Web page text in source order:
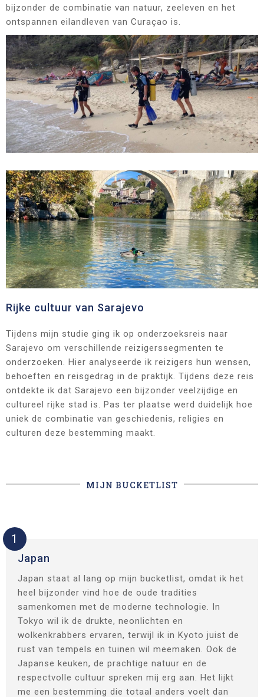
bijzonder de combinatie van natuur, zeeleven en het
ontspannen eilandleven van Curaçao is.
Rijke cultuur van Sarajevo
Tijdens mijn studie ging ik op onderzoeksreis naar
Sarajevo om verschillende reizigerssegmenten te
onderzoeken. Hier analyseerde ik reizigers hun wensen,
behoeften en reisgedrag in de praktijk. Tijdens deze reis
ontdekte ik dat Sarajevo een bijzonder veelzijdige en
cultureel rijke stad is. Pas ter plaatse werd duidelijk hoe
uniek de combinatie van geschiedenis, religies en
culturen deze bestemming maakt.
MIJN BUCKETLIST
Japan
Japan staat al lang op mijn bucketlist, omdat ik het
heel bijzonder vind hoe de oude tradities
samenkomen met de moderne technologie. In
Tokyo wil ik de drukte, neonlichten en
wolkenkrabbers ervaren, terwijl ik in Kyoto juist de
rust van tempels en tuinen wil meemaken. Ook de
Japanse keuken, de prachtige natuur en de
respectvolle cultuur spreken mij erg aan. Het lijkt
me een bestemming die totaal anders voelt dan
1